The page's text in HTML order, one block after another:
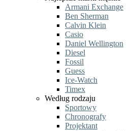
Armani Exchange
Ben Sherman
Calvin Klein
Casio
Daniel Wellington
Diesel
Fossil
Guess
Ice-Watch
Timex
Według rodzaju
Sportowy
Chronografy
Projektant